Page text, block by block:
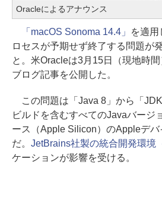
Oracleによるアナウンス
「macOS Sonoma 14.4」
を適
ロセスが予期せず終了する問題が
と。米Oracleは3月15日（現地時
ブログ記事を公開した。
この問題は「Java 8」から「
ビルドを含むすべてのJavaバージ
ース（Apple Silicon）のAppleデバ
だ。 JetBrains社製の統合開発環境
ケーションが影響を受ける。